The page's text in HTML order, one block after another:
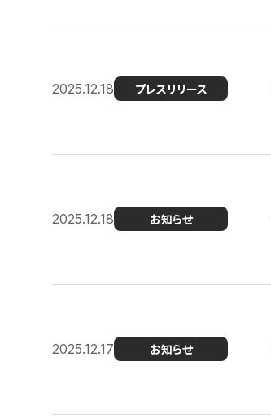
2025.12.18 プレスリリース
2025.12.18 お知らせ
2025.12.17 お知らせ